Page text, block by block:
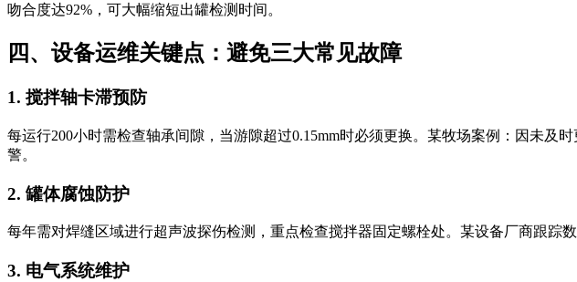
吻合度达92%，可大幅缩短出罐检测时间。
四、设备运维关键点：避免三大常见故障
1. 搅拌轴卡滞预防
每运行200小时需检查轴承间隙，当游隙超过0.15mm时必须更换。某牧场案例：因未及
警。
2. 罐体腐蚀防护
每年需对焊缝区域进行超声波探伤检测，重点检查搅拌器固定螺栓处。某设备厂商跟踪
3. 电气系统维护